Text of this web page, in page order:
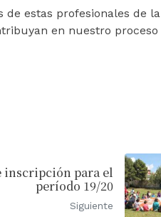
de estas profesionales de la
en nuestro proceso
inscripción para el
período 19/20
Siguiente